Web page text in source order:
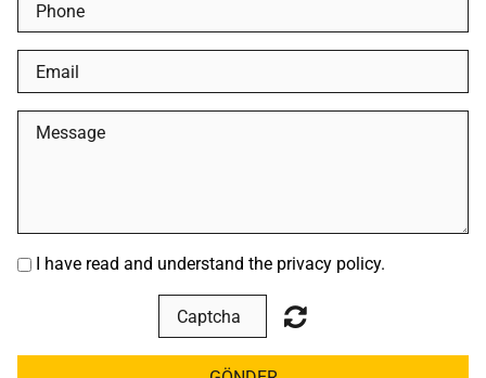
I have read and understand the privacy policy.